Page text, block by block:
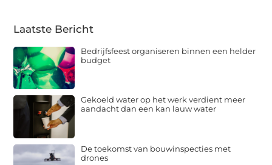
Laatste Bericht
Bedrijfsfeest organiseren binnen een helder
budget
Gekoeld water op het werk verdient meer
aandacht dan een kan lauw water
De toekomst van bouwinspecties met
drones